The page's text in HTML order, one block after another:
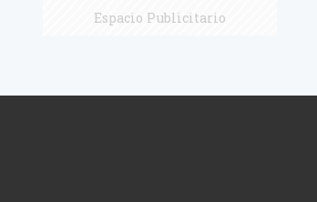
Espacio Publicitario